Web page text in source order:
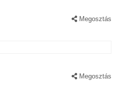
Megosztás
Megosztás